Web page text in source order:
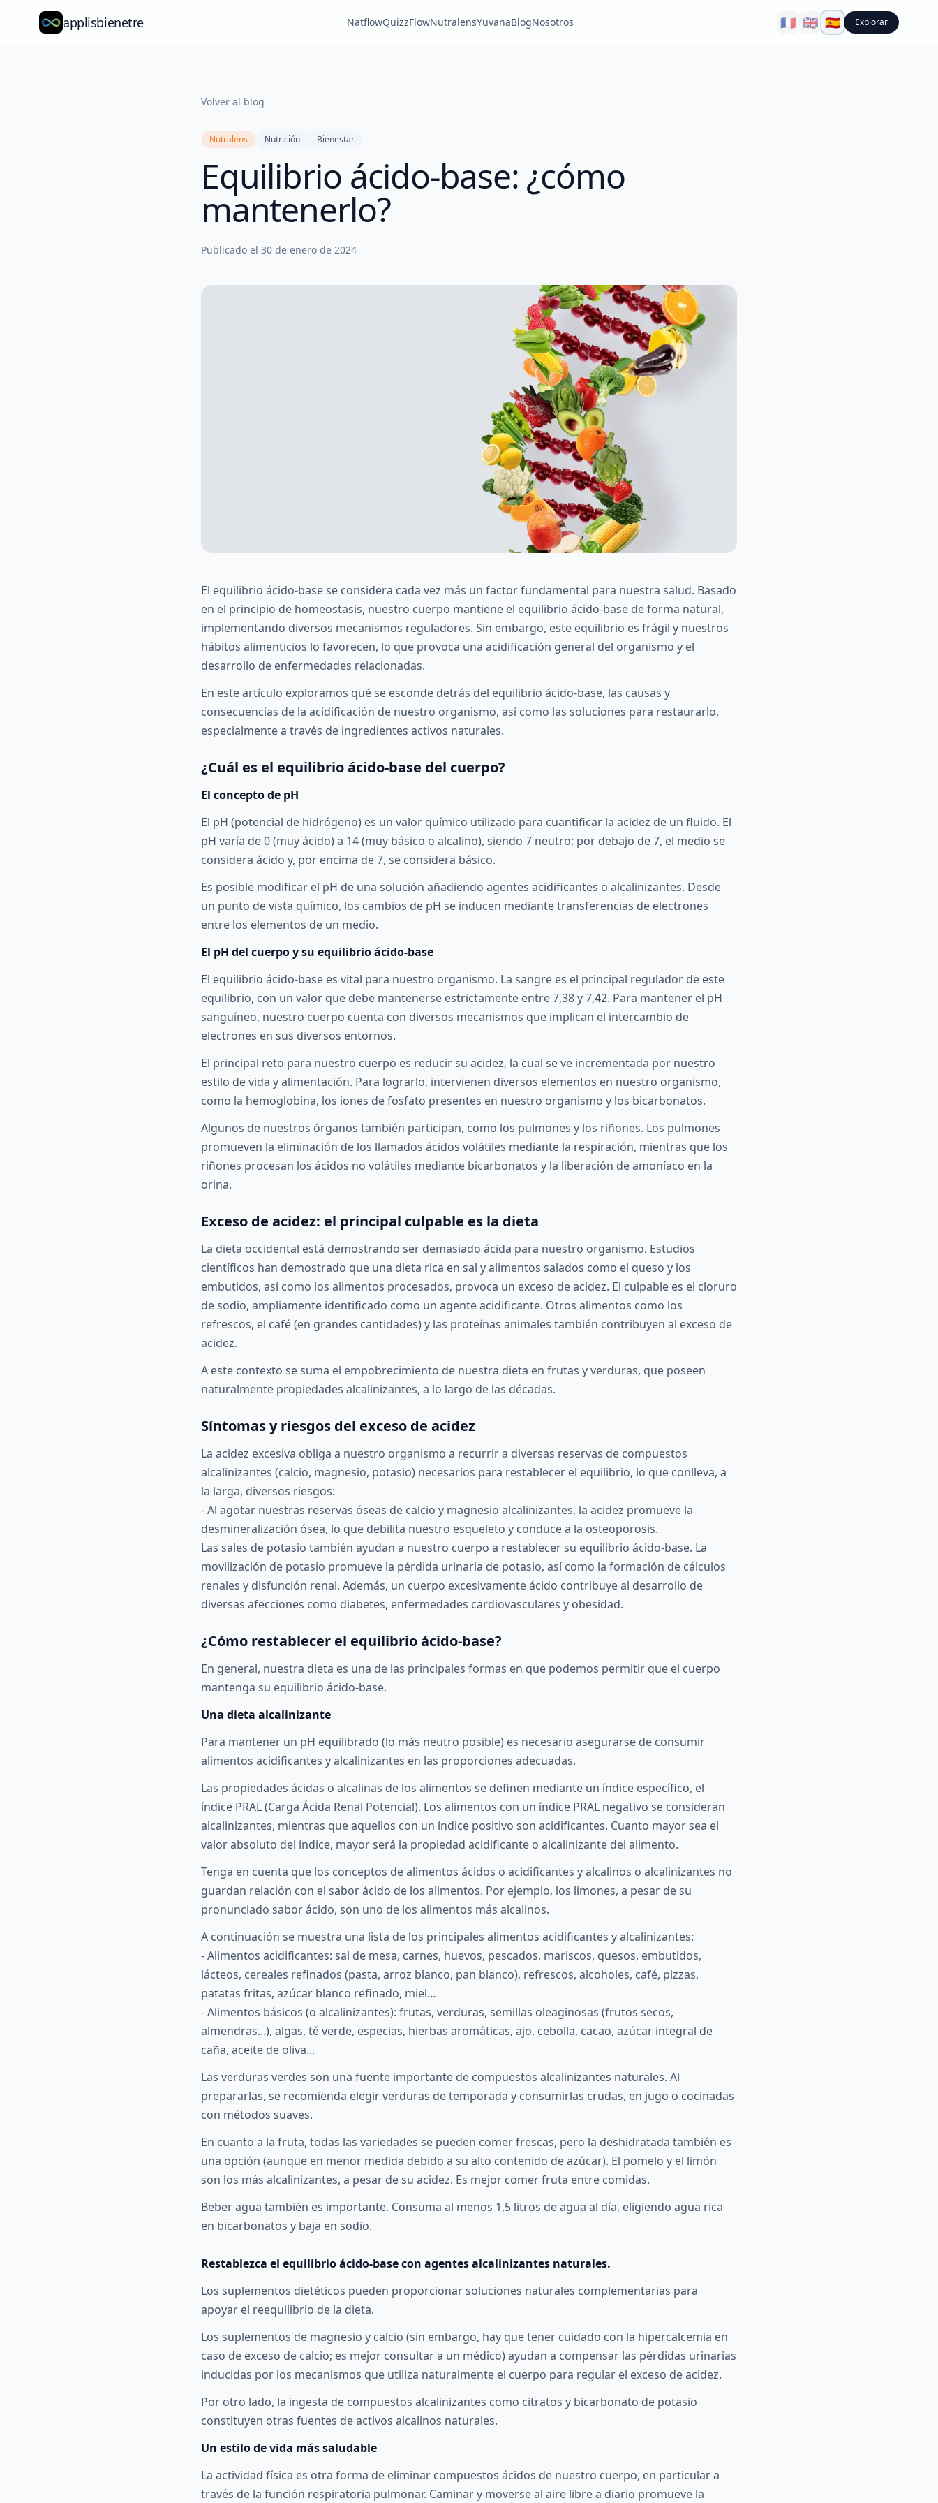
applisbienetre NatflowQuizzFlowNutralensYuvanaBlogNosotros 🇫🇷 🇬🇧 🇪🇸 Explorar
Volver al blog
Nutralens Nutrición Bienestar
Equilibrio ácido-base: ¿cómo
mantenerlo?
Publicado el 30 de enero de 2024
El equilibrio ácido-base se considera cada vez más un factor fundamental para nuestra salud. Basado
en el principio de homeostasis, nuestro cuerpo mantiene el equilibrio ácido-base de forma natural,
implementando diversos mecanismos reguladores. Sin embargo, este equilibrio es frágil y nuestros
hábitos alimenticios lo favorecen, lo que provoca una acidificación general del organismo y el
desarrollo de enfermedades relacionadas.
En este artículo exploramos qué se esconde detrás del equilibrio ácido-base, las causas y
consecuencias de la acidificación de nuestro organismo, así como las soluciones para restaurarlo,
especialmente a través de ingredientes activos naturales.
¿Cuál es el equilibrio ácido-base del cuerpo?
El concepto de pH
El pH (potencial de hidrógeno) es un valor químico utilizado para cuantificar la acidez de un fluido. El
pH varía de 0 (muy ácido) a 14 (muy básico o alcalino), siendo 7 neutro: por debajo de 7, el medio se
considera ácido y, por encima de 7, se considera básico.
Es posible modificar el pH de una solución añadiendo agentes acidificantes o alcalinizantes. Desde
un punto de vista químico, los cambios de pH se inducen mediante transferencias de electrones
entre los elementos de un medio.
El pH del cuerpo y su equilibrio ácido-base
El equilibrio ácido-base es vital para nuestro organismo. La sangre es el principal regulador de este
equilibrio, con un valor que debe mantenerse estrictamente entre 7,38 y 7,42. Para mantener el pH
sanguíneo, nuestro cuerpo cuenta con diversos mecanismos que implican el intercambio de
electrones en sus diversos entornos.
El principal reto para nuestro cuerpo es reducir su acidez, la cual se ve incrementada por nuestro
estilo de vida y alimentación. Para lograrlo, intervienen diversos elementos en nuestro organismo,
como la hemoglobina, los iones de fosfato presentes en nuestro organismo y los bicarbonatos.
Algunos de nuestros órganos también participan, como los pulmones y los riñones. Los pulmones
promueven la eliminación de los llamados ácidos volátiles mediante la respiración, mientras que los
riñones procesan los ácidos no volátiles mediante bicarbonatos y la liberación de amoníaco en la
orina.
Exceso de acidez: el principal culpable es la dieta
La dieta occidental está demostrando ser demasiado ácida para nuestro organismo. Estudios
científicos han demostrado que una dieta rica en sal y alimentos salados como el queso y los
embutidos, así como los alimentos procesados, provoca un exceso de acidez. El culpable es el cloruro
de sodio, ampliamente identificado como un agente acidificante. Otros alimentos como los
refrescos, el café (en grandes cantidades) y las proteínas animales también contribuyen al exceso de
acidez.
A este contexto se suma el empobrecimiento de nuestra dieta en frutas y verduras, que poseen
naturalmente propiedades alcalinizantes, a lo largo de las décadas.
Síntomas y riesgos del exceso de acidez
La acidez excesiva obliga a nuestro organismo a recurrir a diversas reservas de compuestos
alcalinizantes (calcio, magnesio, potasio) necesarios para restablecer el equilibrio, lo que conlleva, a
la larga, diversos riesgos:
- Al agotar nuestras reservas óseas de calcio y magnesio alcalinizantes, la acidez promueve la
desmineralización ósea, lo que debilita nuestro esqueleto y conduce a la osteoporosis.
Las sales de potasio también ayudan a nuestro cuerpo a restablecer su equilibrio ácido-base. La
movilización de potasio promueve la pérdida urinaria de potasio, así como la formación de cálculos
renales y disfunción renal. Además, un cuerpo excesivamente ácido contribuye al desarrollo de
diversas afecciones como diabetes, enfermedades cardiovasculares y obesidad.
¿Cómo restablecer el equilibrio ácido-base?
En general, nuestra dieta es una de las principales formas en que podemos permitir que el cuerpo
mantenga su equilibrio ácido-base.
Una dieta alcalinizante
Para mantener un pH equilibrado (lo más neutro posible) es necesario asegurarse de consumir
alimentos acidificantes y alcalinizantes en las proporciones adecuadas.
Las propiedades ácidas o alcalinas de los alimentos se definen mediante un índice específico, el
índice PRAL (Carga Ácida Renal Potencial). Los alimentos con un índice PRAL negativo se consideran
alcalinizantes, mientras que aquellos con un índice positivo son acidificantes. Cuanto mayor sea el
valor absoluto del índice, mayor será la propiedad acidificante o alcalinizante del alimento.
Tenga en cuenta que los conceptos de alimentos ácidos o acidificantes y alcalinos o alcalinizantes no
guardan relación con el sabor ácido de los alimentos. Por ejemplo, los limones, a pesar de su
pronunciado sabor ácido, son uno de los alimentos más alcalinos.
A continuación se muestra una lista de los principales alimentos acidificantes y alcalinizantes:
- Alimentos acidificantes: sal de mesa, carnes, huevos, pescados, mariscos, quesos, embutidos,
lácteos, cereales refinados (pasta, arroz blanco, pan blanco), refrescos, alcoholes, café, pizzas,
patatas fritas, azúcar blanco refinado, miel…
- Alimentos básicos (o alcalinizantes): frutas, verduras, semillas oleaginosas (frutos secos,
almendras...), algas, té verde, especias, hierbas aromáticas, ajo, cebolla, cacao, azúcar integral de
caña, aceite de oliva...
Las verduras verdes son una fuente importante de compuestos alcalinizantes naturales. Al
prepararlas, se recomienda elegir verduras de temporada y consumirlas crudas, en jugo o cocinadas
con métodos suaves.
En cuanto a la fruta, todas las variedades se pueden comer frescas, pero la deshidratada también es
una opción (aunque en menor medida debido a su alto contenido de azúcar). El pomelo y el limón
son los más alcalinizantes, a pesar de su acidez. Es mejor comer fruta entre comidas.
Beber agua también es importante. Consuma al menos 1,5 litros de agua al día, eligiendo agua rica
en bicarbonatos y baja en sodio.
Restablezca el equilibrio ácido-base con agentes alcalinizantes naturales.
Los suplementos dietéticos pueden proporcionar soluciones naturales complementarias para
apoyar el reequilibrio de la dieta.
Los suplementos de magnesio y calcio (sin embargo, hay que tener cuidado con la hipercalcemia en
caso de exceso de calcio; es mejor consultar a un médico) ayudan a compensar las pérdidas urinarias
inducidas por los mecanismos que utiliza naturalmente el cuerpo para regular el exceso de acidez.
Por otro lado, la ingesta de compuestos alcalinizantes como citratos y bicarbonato de potasio
constituyen otras fuentes de activos alcalinos naturales.
Un estilo de vida más saludable
La actividad física es otra forma de eliminar compuestos ácidos de nuestro cuerpo, en particular a
través de la función respiratoria pulmonar. Caminar y moverse al aire libre a diario promueve la